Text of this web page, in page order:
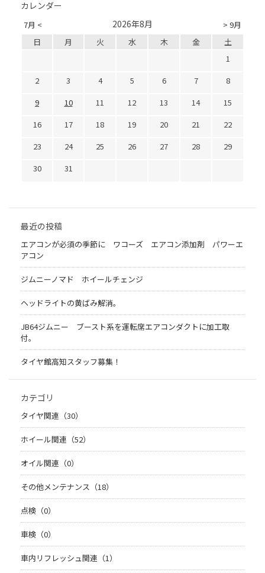
カレンダー
7月 < > 9月
2026年8月
日 月 火 水 木 金
土
1
2
3 4 5 6 7
8
9
10 11 12 13 14
15
16
17 18 19 20 21
22
23
24 25 26 27 28
29
30
31
最近の投稿
エアコンが必須の季節に ワコーズ エアコン添加剤 パワーエ
アコン
ジムニーノマド ホイールチェンジ
ヘッドライトの黄ばみ解消。
JB64ジムニー ブースト系を運転席エアコンダクトに加工取
付。
タイヤ館高知スタッフ募集！
カテゴリ
タイヤ関連（30）
ホイール関連（52）
オイル関連（0）
その他メンテナンス（18）
点検（0）
車検（0）
車内リフレッシュ関連（1）